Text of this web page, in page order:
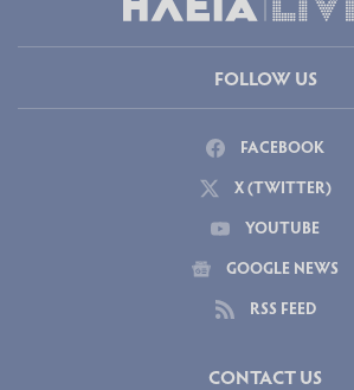
FOLLOW US
FACEBOOK
X (TWITTER)
YOUTUBE
GOOGLE NEWS
RSS FEED
CONTACT US